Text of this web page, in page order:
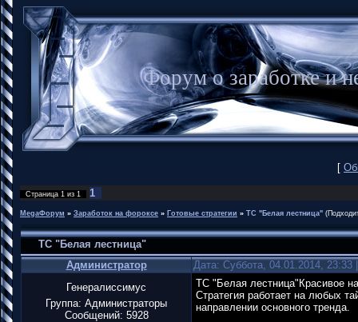
Форум о заработке
[
Страница 1 из 1 1
MegaФорум » Заработок на фороксе » Готовые стратегии » ТС "Белая лестница"
ТС "Белая лестница"
Администратор
Дата: Суббота, 04.01.2014,
Генералиссимус
Группа: Администраторы
Сообщений: 5928
ТС "Белая лестница"Красивое
Стратегия работает на любых
направлении основного тренда.